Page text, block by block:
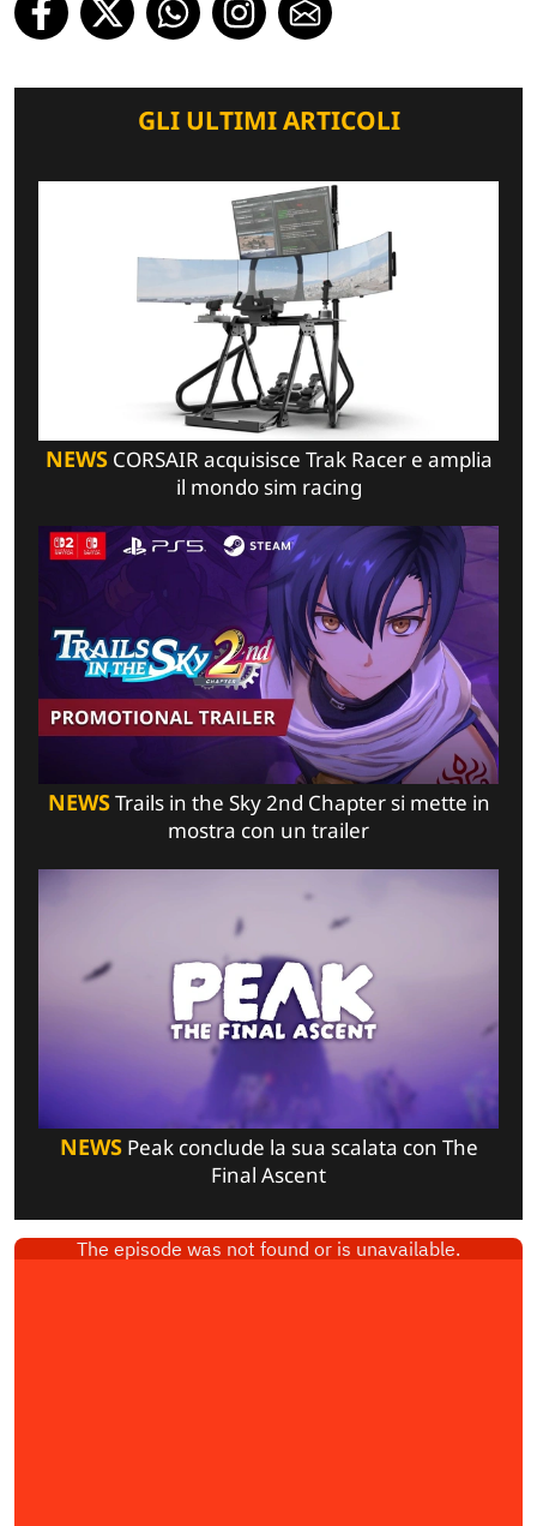
GLI ULTIMI ARTICOLI
NEWSCORSAIR acquisisce Trak Racer e amplia
il mondo sim racing
NEWSTrails in the Sky 2nd Chapter si mette in
mostra con un trailer
NEWSPeak conclude la sua scalata con The
Final Ascent